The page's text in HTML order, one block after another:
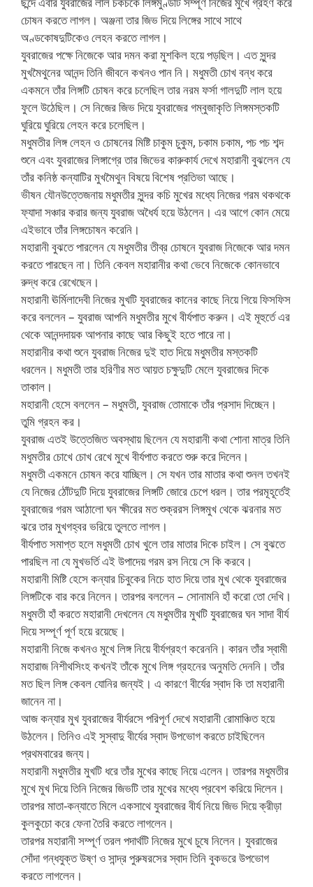
চোষন করতে লাগল। অঞ্জনা তার জিভ দিয়ে লিঙ্গের সাথে সাথে
অণ্ডকোষদুটিকেও লেহন করতে লাগল।
যুবরাজের পক্ষে নিজেকে আর দমন করা মুশকিল হয়ে পড়ছিল। এত সুন্দর
মুখমৈথুনের আনন্দ তিনি জীবনে কখনও পান নি। মধুমতী চোখ বন্ধ করে
একমনে তাঁর লিঙ্গটি চোষন করে চলেছিল তার নরম ফর্সা গালদুটি লাল হয়ে
ফুলে উঠেছিল। সে নিজের জিভ দিয়ে যুবরাজের গম্বুজাকৃতি লিঙ্গমস্তকটি
ঘুরিয়ে ঘুরিয়ে লেহন করে চলেছিল।
মধুমতীর লিঙ্গ লেহন ও চোষনের মিষ্টি চাকুম চুকুম, চকাম চকাম, পচ পচ শব্দ
শুনে এবং যুবরাজের লিঙ্গাগ্রে তার জিভের কারুকার্য দেখে মহারানী বুঝলেন যে
তাঁর কনিষ্ঠ কন্যাটির মুখমৈথুন বিষয়ে বিশেষ প্রতিভা আছে।
ভীষন যৌনউত্তেজনায় মধুমতীর সুন্দর কচি মুখের মধ্যে নিজের গরম থকথকে
ফ্যাদা সঞ্চার করার জন্য যুবরাজ অধৈর্য হয়ে উঠলেন। এর আগে কোন মেয়ে
এইভাবে তাঁর লিঙ্গচোষন করেনি।
মহারানী বুঝতে পারলেন যে মধুমতীর তীব্র চোষনে যুবরাজ নিজেকে আর দমন
করতে পারছেন না। তিনি কেবল মহারানীর কথা ভেবে নিজেকে কোনভাবে
রুদ্ধ করে রেখেছেন।
মহারানী ঊর্মিলাদেবী নিজের মুখটি যুবরাজের কানের কাছে নিয়ে গিয়ে ফিসফিস
করে বললেন – যুবরাজ আপনি মধুমতীর মুখে বীর্যপাত করুন। এই মূহুর্তে এর
থেকে আনন্দদায়ক আপনার কাছে আর কিছুই হতে পারে না।
মহারানীর কথা শুনে যুবরাজ নিজের দুই হাত দিয়ে মধুমতীর মস্তকটি
ধরলেন। মধুমতী তার হরিণীর মত আয়ত চক্ষুদুটি মেলে যুবরাজের দিকে
তাকাল।
মহারানী হেসে বললেন – মধুমতী, যুবরাজ তোমাকে তাঁর প্রসাদ দিচ্ছেন।
তুমি গ্রহন কর।
যুবরাজ এতই উত্তেজিত অবস্থায় ছিলেন যে মহারানী কথা শোনা মাত্র তিনি
মধুমতীর চোখে চোখ রেখে মুখে বীর্যপাত করতে শুরু করে দিলেন।
মধুমতী একমনে চোষন করে যাচ্ছিল। সে যখন তার মাতার কথা শুনল তখনই
যে নিজের ঠোঁটদুটি দিয়ে যুবরাজের লিঙ্গটি জোরে চেপে ধরল। তার পরমূহূর্তেই
যুবরাজের গরম আঠালো ঘন ক্ষীরের মত শুক্ররস লিঙ্গমুখ থেকে ঝরনার মত
ঝরে তার মুখগহ্বর ভরিয়ে তুলতে লাগল।
বীর্যপাত সমাপ্ত হলে মধুমতী চোখ খুলে তার মাতার দিকে চাইল। সে বুঝতে
পারছিল না যে মুখভর্তি এই উপাদেয় গরম রস নিয়ে সে কি করবে।
মহারানী মিষ্টি হেসে কন্যার চিবুকের নিচে হাত দিয়ে তার মুখ থেকে যুবরাজের
লিঙ্গটিকে বার করে নিলেন। তারপর বললেন – সোনামনি হাঁ করো তো দেখি।
মধুমতী হাঁ করতে মহারানী দেখলেন যে মধুমতীর মুখটি যুবরাজের ঘন সাদা বীর্য
দিয়ে সম্পূর্ণ পূর্ণ হয়ে রয়েছে।
মহারানী নিজে কখনও মুখে লিঙ্গ নিয়ে বীর্যগ্রহণ করেননি। কারন তাঁর স্বামী
মহারাজ নিশীথসিংহ কখনই তাঁকে মুখে লিঙ্গ গ্রহনের অনুমতি দেননি। তাঁর
মত ছিল লিঙ্গ কেবল যোনির জন্যই। এ কারণে বীর্যের স্বাদ কি তা মহারানী
জানেন না।
আজ কন্যার মুখ যুবরাজের বীর্যরসে পরিপূর্ণ দেখে মহারানী রোমাঞ্চিত হয়ে
উঠলেন। তিনিও এই সুস্বাদু বীর্যের স্বাদ উপভোগ করতে চাইছিলেন
প্রথমবারের জন্য।
মহারানী মধুমতীর মুখটি ধরে তাঁর মুখের কাছে নিয়ে এলেন। তারপর মধুমতীর
মুখে মুখ দিয়ে তিনি নিজের জিভটি তার মুখের মধ্যে প্রবেশ করিয়ে দিলেন।
তারপর মাতা-কন্যাতে মিলে একসাথে যুবরাজের বীর্য নিয়ে জিভ দিয়ে ক্রীড়া
কুলকুচো করে ফেনা তৈরি করতে লাগলেন।
তারপর মহারানী সম্পূর্ণ তরল পদার্থটি নিজের মুখে চুষে নিলেন। যুবরাজের
সোঁদা গন্ধযুক্ত উষ্ণ ও সান্দ্র পুরুষরসের স্বাদ তিনি বুকভরে উপভোগ
করতে লাগলেন।